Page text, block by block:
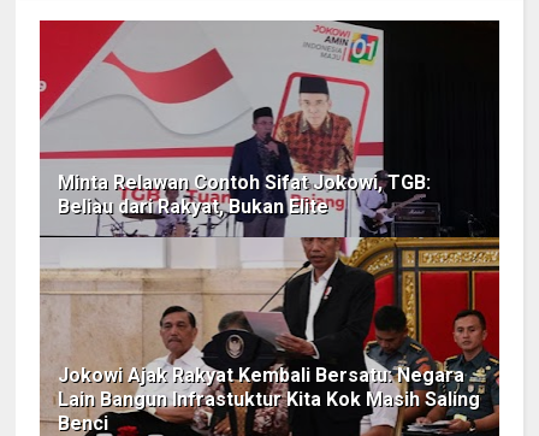
Minta Relawan Contoh Sifat Jokowi, TGB:
Beliau dari Rakyat, Bukan Elite
Jokowi Ajak Rakyat Kembali Bersatu: Negara
Lain Bangun Infrastuktur Kita Kok Masih Saling
Benci